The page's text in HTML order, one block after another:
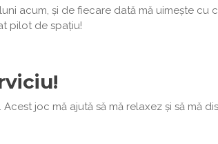
acum, și de fiecare dată mă uimește cu
pilot de spațiu!
joc mă ajută să mă relaxez și să mă